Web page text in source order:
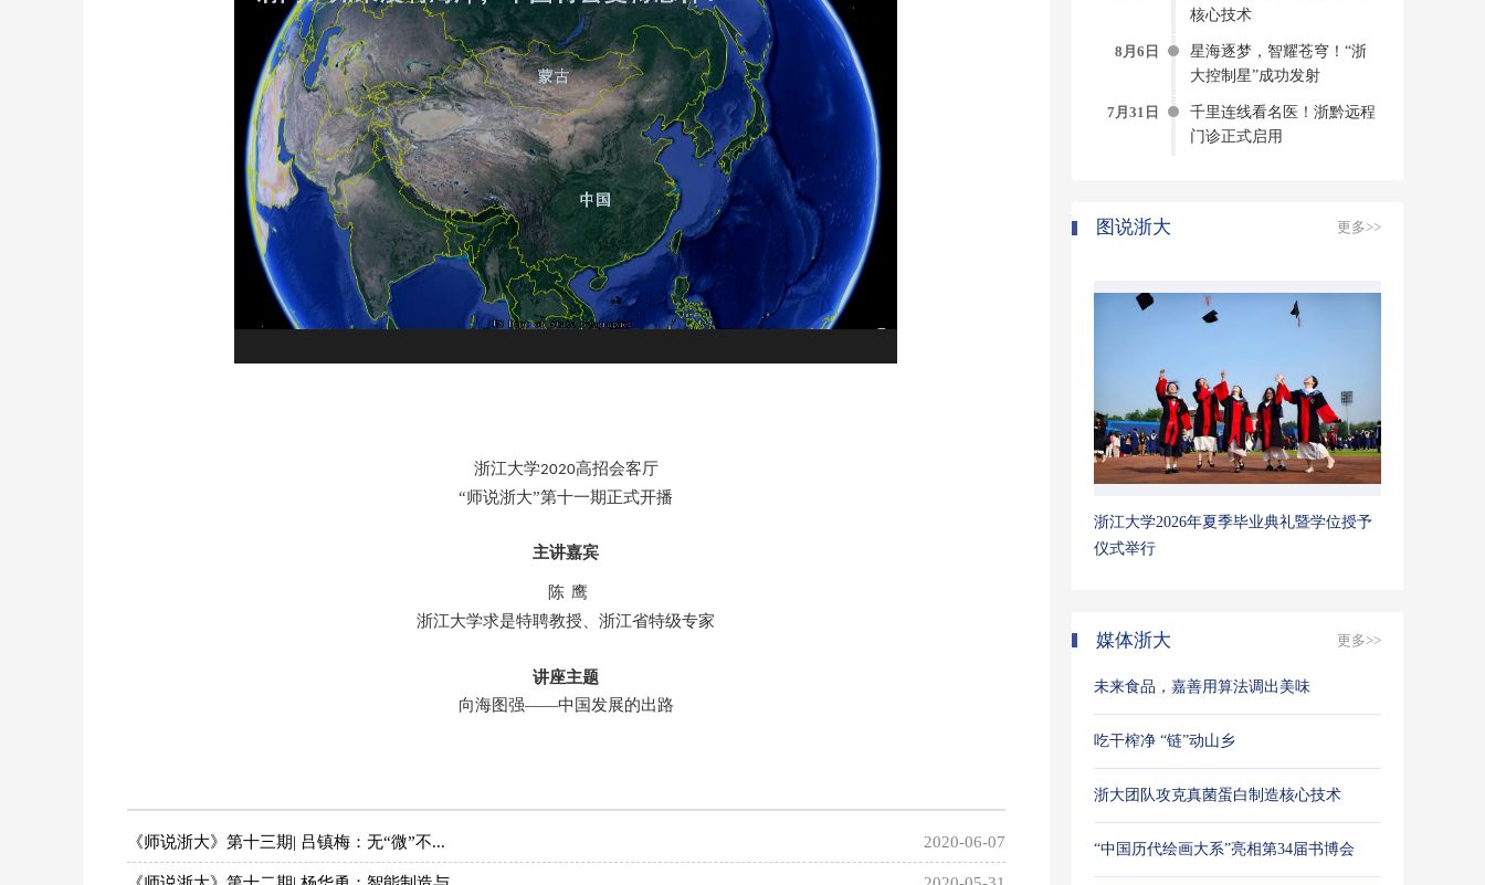
浙江大学2020高招会客厅
“师说浙大”第十一期正式开播
主讲嘉宾
陈 鹰
浙江大学求是特聘教授、浙江省特级专家
讲座主题
向海图强——中国发展的出路
核心技术
8月6日
星海逐梦，智耀苍穹！“浙
大控制星”成功发射
7月31日
千里连线看名医！浙黔远程
门诊正式启用
图说浙大 更多>>
浙江大学2026年夏季毕业典礼暨学位授予
仪式举行
媒体浙大 更多>>
未来食品，嘉善用算法调出美味
吃干榨净 “链”动山乡
浙大团队攻克真菌蛋白制造核心技术
“中国历代绘画大系”亮相第34届书博会